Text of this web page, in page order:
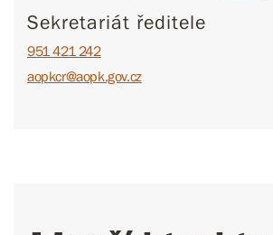
Sekretariát ředitele
951 421 242
aopkcr@aopk.gov.cz